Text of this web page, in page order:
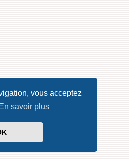
vous acceptez
En savoir plus